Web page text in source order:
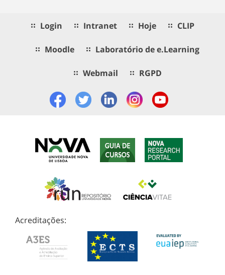
Login Intranet Hoje CLIP
Moodle Laboratório de e.Learning
Webmail RGPD
Acreditações: